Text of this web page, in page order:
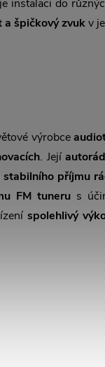
instalaci do
špičkový zvukv
výrobce
. Její
stabilního příjmu
FM tunerus
spolehlivý